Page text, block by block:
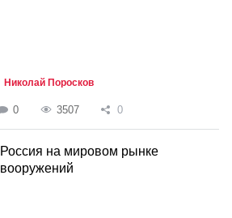
Николай Поросков
0 3507 0
Россия на мировом рынке
вооружений